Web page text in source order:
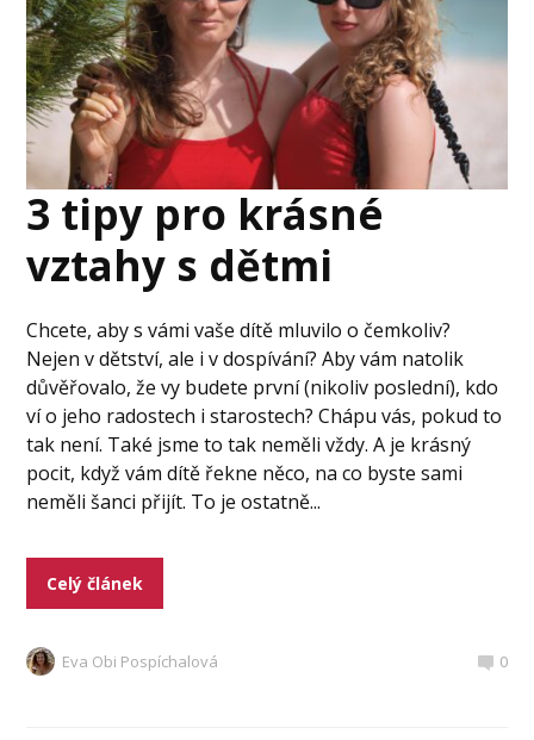
3 tipy pro krásné
vztahy s dětmi
Chcete, aby s vámi vaše dítě mluvilo o čemkoliv?
Nejen v dětství, ale i v dospívání? Aby vám natolik
důvěřovalo, že vy budete první (nikoliv poslední), kdo
ví o jeho radostech i starostech? Chápu vás, pokud to
tak není. Také jsme to tak neměli vždy. A je krásný
pocit, když vám dítě řekne něco, na co byste sami
neměli šanci přijít. To je ostatně...
Celý článek
Eva Obi Pospíchalová 0